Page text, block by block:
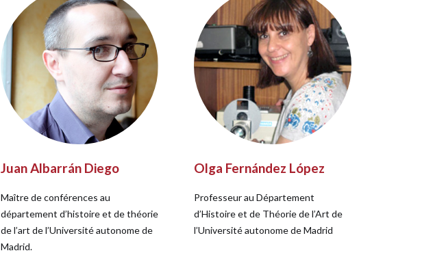
Juan Albarrán Diego
Maître de conférences au
département d’histoire et de théorie
de l’art de l’Université autonome de
Madrid.
Olga Fernández López
Professeur au Département
d’Histoire et de Théorie de l’Art de
l’Université autonome de Madrid